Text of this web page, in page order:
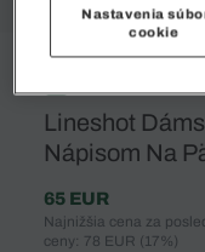
Lineshot
Nápisom Na
65 EUR
Najnižšia cena za
ceny: 78 EUR (17%)
Nastavenia
cookie